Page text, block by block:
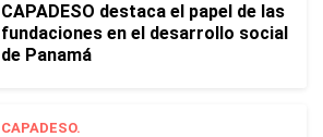
CAPADESO destaca el papel de las
fundaciones en el desarrollo social
de Panamá
CAPADESO.